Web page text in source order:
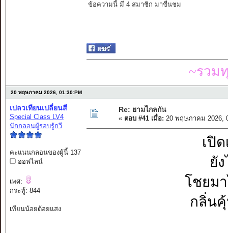
ข้อความนี้ มี 4 สมาชิก มาชื่นชม
~รวม
20 พฤษภาคม 2026, 01:30:PM
เปลวเทียนเปลี่ยนสี
Special Class LV4
นักกลอนผู้รอบรู้กวี
คะแนนกลอนของผู้นี้ 137
ออฟไลน์
เพศ:
กระทู้: 844
เทียนน้อยด้อยแสง
Re: ยามไกลกัน
« ตอบ #41 เมื่อ: 20 พฤษภาคม 2026,
เปิ
ยั
โชยม
กลิ่นคุ้